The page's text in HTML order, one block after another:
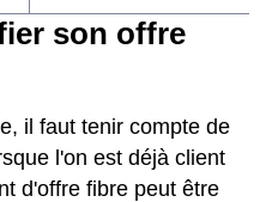
son offre
il faut tenir compte de
l'on est déjà client
d'offre fibre peut être